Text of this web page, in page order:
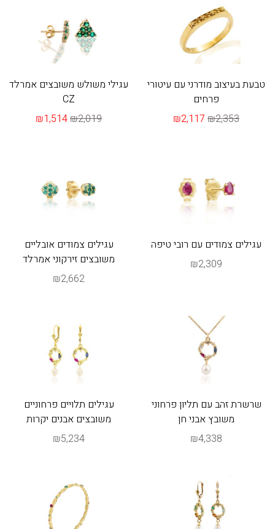
טבעת בעיצוב מודרני עם עיטורי
פרחים
₪2,117 ₪2,353
עגילי משולש משובצים אמרלד
CZ
₪1,514₪2,019
עגילים צמודים עם רובי טיפה
₪2,309
עגילים צמודים אובליים
משובצים זירקוני אמרלד
₪2,662
שרשרת זהב עם תליון פרחוני
משובץ אבני חן
₪4,338
עגילים תלויים פרחוניים
משובצים אבנים יקרות
₪5,234